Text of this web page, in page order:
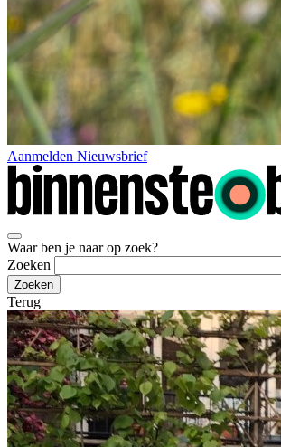
Aanmelden Nieuwsbrief
Waar ben je naar op zoek?
Zoeken
Terug